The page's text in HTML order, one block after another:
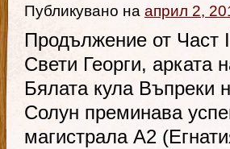
Публикувано на април 2,
Продължение от
Свети Георги, арката
Бялата кула Въпреки
Солун преминава
магистрала А2